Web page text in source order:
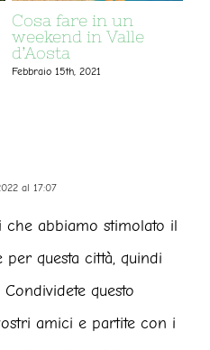
Sentiero del
Viandante: da
Varenna a Bellano
Febbraio 9th, 2021
al 17:07
che abbiamo stimolato il
per questa città, quindi
questo
amici e partite con i